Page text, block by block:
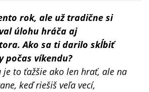
rok, ale už tradične si
úlohu hráča aj
Ako sa ti darilo skĺbiť
počas víkendu?
je to ťažšie ako len hrať, ale na
keď riešiš veľa vecí,